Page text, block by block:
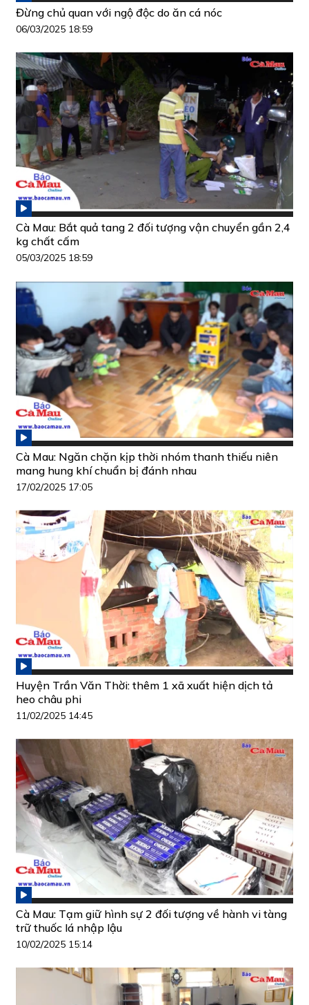
Đừng chủ quan với ngộ độc do ăn cá nóc
06/03/2025 18:59
Cà Mau: Bắt quả tang 2 đối tượng vận chuyển gần 2,4
kg chất cấm
05/03/2025 18:59
Cà Mau: Ngăn chặn kịp thời nhóm thanh thiếu niên
mang hung khí chuẩn bị đánh nhau
17/02/2025 17:05
Huyện Trần Văn Thời: thêm 1 xã xuất hiện dịch tả
heo châu phi
11/02/2025 14:45
Cà Mau: Tạm giữ hình sự 2 đối tượng về hành vi tàng
trữ thuốc lá nhập lậu
10/02/2025 15:14